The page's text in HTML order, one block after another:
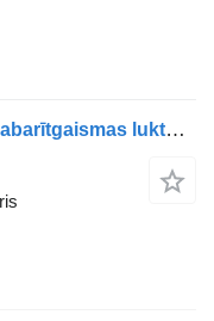
1.8 Hybrid (ZVW3_) 8156147132 gabarītgaismas lukturis paredzēts Toyota PRIUS (_W3_) automašīnas